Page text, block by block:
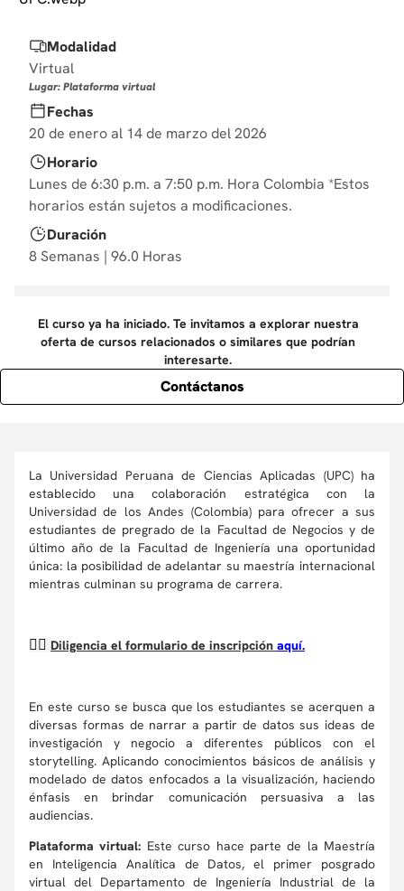
Modalidad
Virtual
Lugar: Plataforma virtual
Fechas
20 de enero al 14 de marzo del 2026
Horario
Lunes de 6:30 p.m. a 7:50 p.m. Hora Colombia *Estos
horarios están sujetos a modificaciones.
Duración
8 Semanas | 96.0 Horas
El curso ya ha iniciado. Te invitamos a explorar nuestra
oferta de cursos relacionados o similares que podrían
interesarte.
Contáctanos
La Universidad Peruana de Ciencias Aplicadas (UPC) ha
establecido una colaboración estratégica con la
Universidad de los Andes (Colombia) para ofrecer a sus
estudiantes de pregrado de la Facultad de Negocios y de
último año de la Facultad de Ingeniería una oportunidad
única: la posibilidad de adelantar su maestría internacional
mientras culminan su programa de carrera.
👉🏼 Diligencia el formulario de inscripción aquí.
En este curso se busca que los estudiantes se acerquen a
diversas formas de narrar a partir de datos sus ideas de
investigación y negocio a diferentes públicos con el
storytelling. Aplicando conocimientos básicos de análisis y
modelado de datos enfocados a la visualización, haciendo
énfasis en brindar comunicación persuasiva a las
audiencias.
Plataforma virtual: Este curso hace parte de la Maestría
en Inteligencia Analítica de Datos, el primer posgrado
virtual del Departamento de Ingeniería Industrial de la